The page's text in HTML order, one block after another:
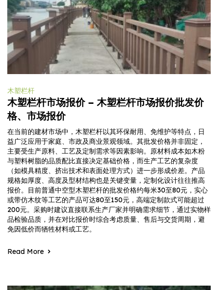
木塑栏杆
木塑栏杆市场报价 – 木塑栏杆市场报价批发价
格、市场报价
在当前的建材市场中，木塑栏杆以其环保耐用、免维护等特点，日
益广泛应用于家庭、市政及商业景观领域。其批发价格并非固定，
主要受生产原料、工艺及定制需求等因素影响。原材料成本如木粉
与塑料树脂的品质配比直接决定基础价格，而生产工艺的复杂度
（如模具精度、挤出技术和表面处理方式）进一步形成价差。产品
规格如厚度、高度及型材结构也是关键变量，定制化设计往往推高
报价。目前普通中空型木塑栏杆的批发价格约每米30至80元，实心
或带仿木纹等工艺的产品可达80至150元，高端定制款式可能超过
200元。采购时建议直接联系生产厂家并明确需求细节，通过实物样
品检验品质，并在对比报价时综合考虑质量、售后与交货周期，避
免因低价而牺牲材料或工艺。
Read More